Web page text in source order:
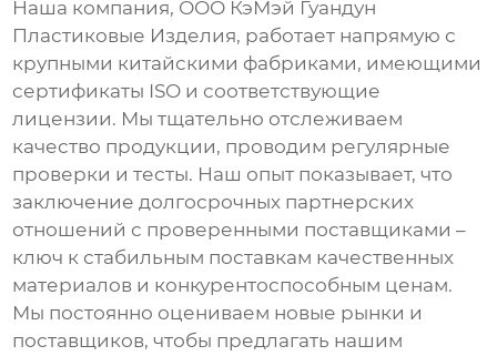
Наша компания, ООО КэМэй Гуандун
Пластиковые Изделия, работает напрямую с
крупными китайскими фабриками, имеющими
сертификаты ISO и соответствующие
лицензии. Мы тщательно отслеживаем
качество продукции, проводим регулярные
проверки и тесты. Наш опыт показывает, что
заключение долгосрочных партнерских
отношений с проверенными поставщиками –
ключ к стабильным поставкам качественных
материалов и конкурентоспособным ценам.
Мы постоянно оцениваем новые рынки и
поставщиков, чтобы предлагать нашим